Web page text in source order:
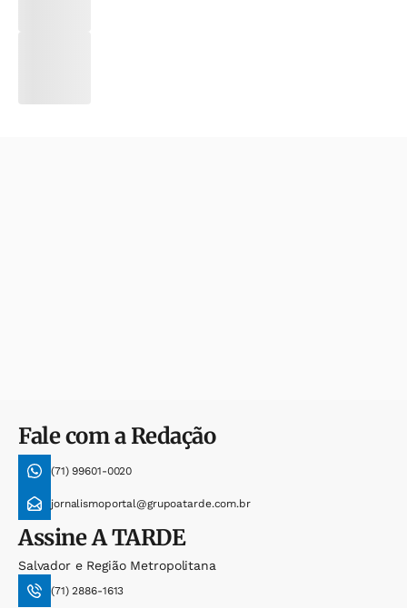
Fale com a Redação
(71) 99601-0020
jornalismoportal@grupoatarde.com.br
AssineA TARDE
Salvador e Região Metropolitana
(71) 2886-1613